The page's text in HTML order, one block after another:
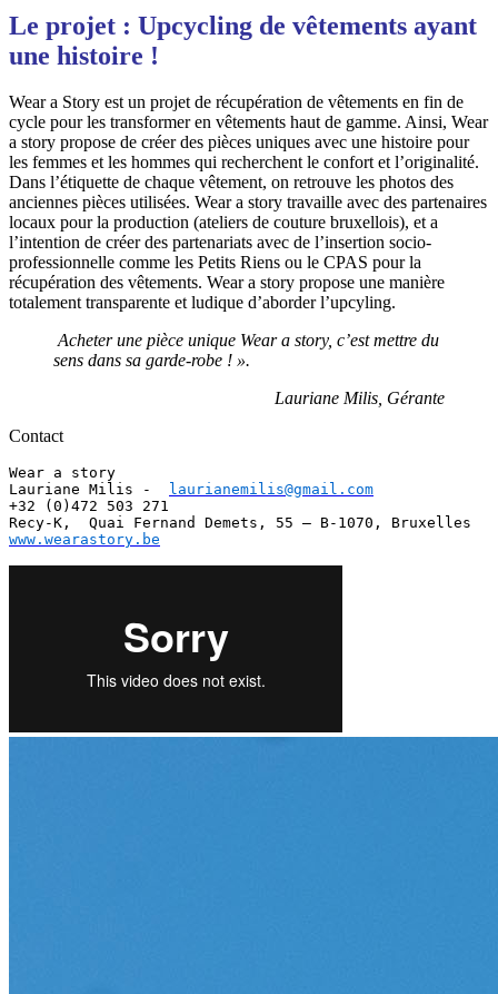
Le projet : Upcycling de vêtements ayant
une histoire !
Wear a Story est un projet de récupération de vêtements en fin de
cycle pour les transformer en vêtements haut de gamme. Ainsi, Wear
a story propose de créer des pièces uniques avec une histoire pour
les femmes et les hommes qui recherchent le confort et l’originalité.
Dans l’étiquette de chaque vêtement, on retrouve les photos des
anciennes pièces utilisées. Wear a story travaille avec des partenaires
locaux pour la production (ateliers de couture bruxellois), et a
l’intention de créer des partenariats avec de l’insertion socio-
professionnelle comme les Petits Riens ou le CPAS pour la
récupération des vêtements. Wear a story propose une manière
totalement transparente et ludique d’aborder l’upcyling.
Acheter une pièce unique Wear a story, c’est mettre du
sens dans sa garde-robe ! ».
Lauriane Milis, Gérante
Contact
Wear a story
Lauriane Milis -
laurianemilis@gmail.com
+32 (0)472 503 271
www.wearastory.be